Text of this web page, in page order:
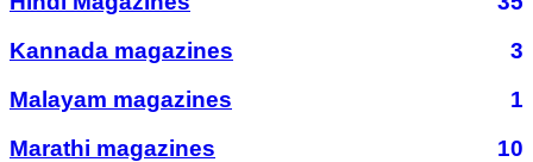
Kannada magazines
3
Malayam magazines
1
Marathi magazines
10